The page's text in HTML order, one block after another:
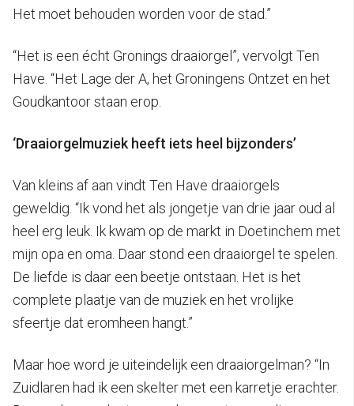
Het moet behouden worden voor de stad.”
“Het is een écht Gronings draaiorgel”, vervolgt Ten
Have. “Het Lage der A, het Groningens Ontzet en het
Goudkantoor staan erop.
‘Draaiorgelmuziek heeft iets heel bijzonders’
Van kleins af aan vindt Ten Have draaiorgels
geweldig. “Ik vond het als jongetje van drie jaar oud al
heel erg leuk. Ik kwam op de markt in Doetinchem met
mijn opa en oma. Daar stond een draaiorgel te spelen.
De liefde is daar een beetje ontstaan. Het is het
complete plaatje van de muziek en het vrolijke
sfeertje dat eromheen hangt.”
Maar hoe word je uiteindelijk een draaiorgelman? “In
Zuidlaren had ik een skelter met een karretje erachter.